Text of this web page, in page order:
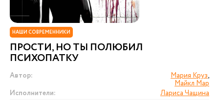
НАШИ СОВРЕМЕННИКИ
ПРОСТИ, НО ТЫ ПОЛЮБИЛ
ПСИХОПАТКУ
Автор: Мария Круз,
Майкл Мар
Исполнители:
Лариса Чащина